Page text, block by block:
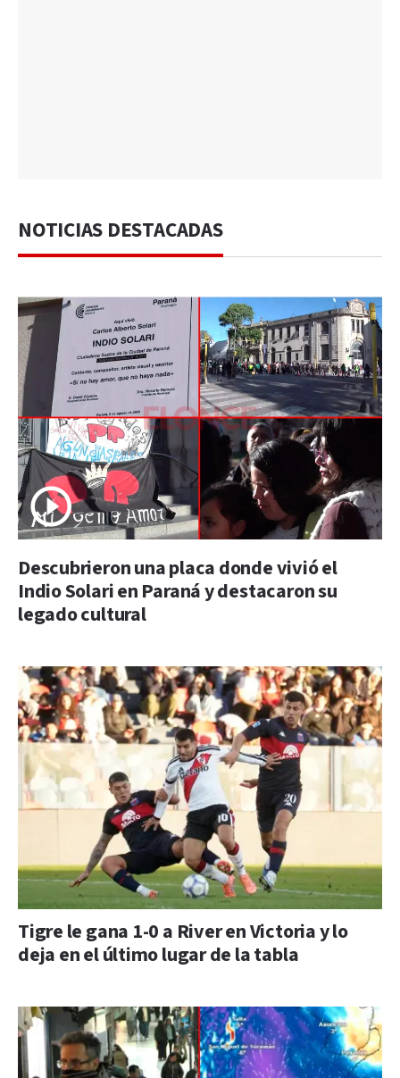
NOTICIAS DESTACADAS
Descubrieron una placa donde vivió el
Indio Solari en Paraná y destacaron su
legado cultural
Tigre le gana 1-0 a River en Victoria y lo
deja en el último lugar de la tabla